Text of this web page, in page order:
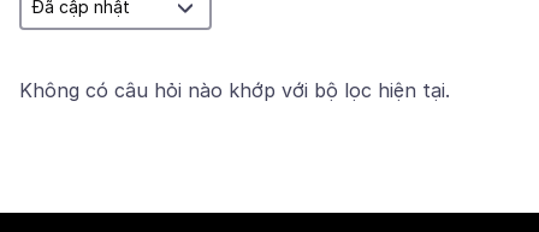
Không có câu hỏi nào khớp với bộ lọc hiện tại.